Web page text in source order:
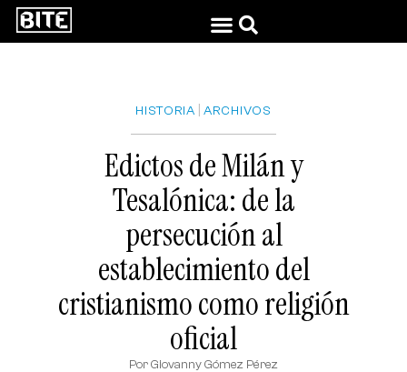
HISTORIA ARCHIVOS
Edictos de Milán y
Tesalónica: de la
persecución al
establecimiento del
cristianismo como religión
oficial
Por Giovanny Gómez Pérez